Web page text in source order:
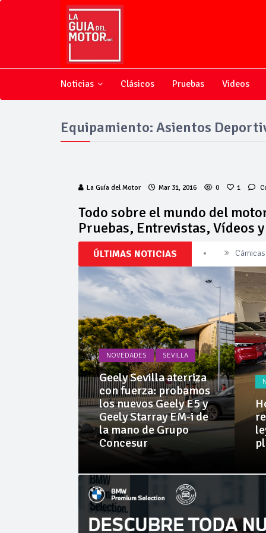
Noticias Clásicos Pruebas Videos
Equipamiento: Asientos
La Guía del Motor Mar 31, 2016 0 1
Todo sobre el mundo del
Pruebas, Entrevistas, Vídeos
ÚLTIMAS NOTICIAS
La
Invercar
NOVEDADES SEVILLA
Geely Sevilla aterriza
con fuerza: probamos
los nuevos Geely E5 y
Geely Starray EM-i de
la mano de Grupo
Concesur